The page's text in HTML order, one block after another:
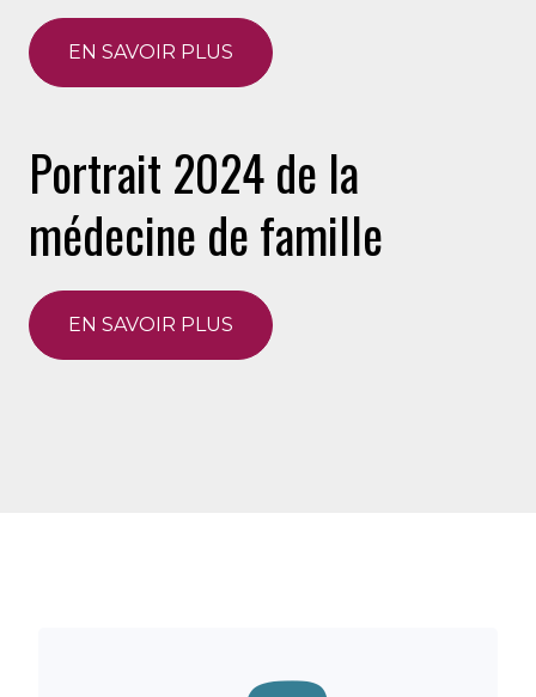
EN SAVOIR PLUS
Portrait 2024 de la
médecine de famille
EN SAVOIR PLUS